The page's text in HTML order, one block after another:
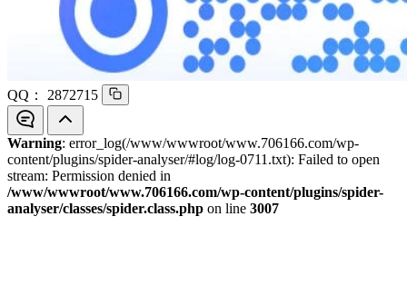
QQ： 2872715
Warning: error_log(/www/wwwroot/www.706166.com/wp-
content/plugins/spider-analyser/#log/log-0711.txt): Failed to open
stream: Permission denied in
/www/wwwroot/www.706166.com/wp-content/plugins/spider-
analyser/classes/spider.class.php on line 3007